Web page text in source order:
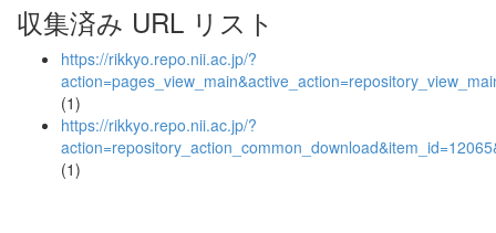
収集済み URL リスト
https://rikkyo.repo.nii.ac.jp/?
(1)
https://rikkyo.repo.nii.ac.jp/?
(1)